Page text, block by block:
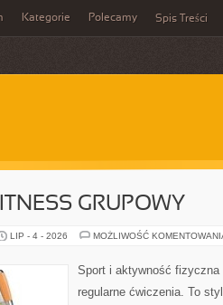
Kategorie Polecamy Spis Treści
GRUPOWY
LIP - 4 - 2026 MOŻLIWOŚĆ
Sport i aktywność
regularne ćwiczenia. To